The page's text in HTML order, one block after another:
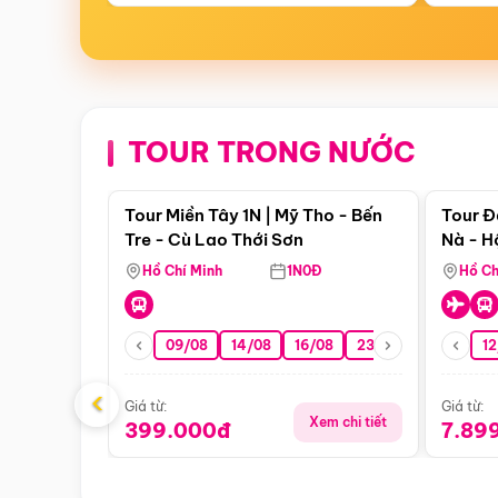
TOUR TRONG NƯỚC
Điểm nổi bật
Tour Miền Tây 1N | Mỹ Tho - Bến
Tre - Cù Lao Thới Sơn
Hồ Chí Minh 1N0Đ
09/08 14/08 16/08 23/08 30/08
Giá từ:
399.000đ Xem chi tiết
Tour
Nà -
Nha
Hồ
Giá từ:
‹